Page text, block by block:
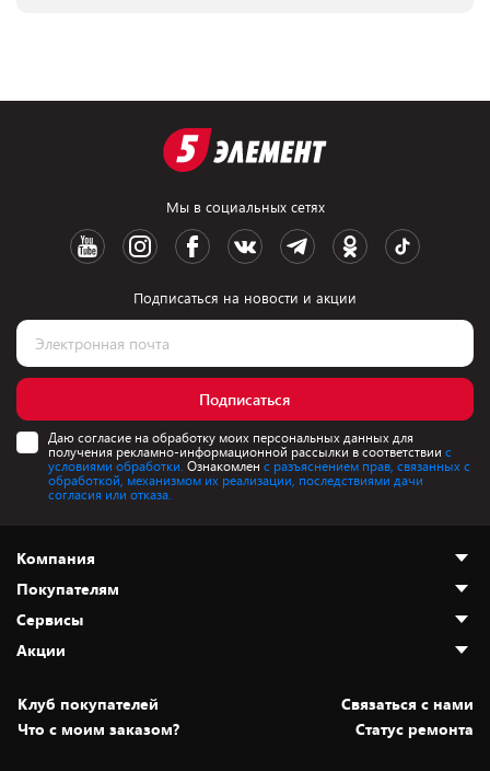
Мы в социальных сетях
Подписаться на новости и акции
Подписаться
Даю согласие на обработку моих персональных данных для
получения рекламно-информационной рассылки в соответствии с
условиями обработки. Ознакомлен с разъяснением прав, связанных с
обработкой, механизмом их реализации, последствиями дачи
согласия или отказа.
Компания
О нас
Адреса магазинов
Новости
Статьи и обзоры
Вакансии
Покупателям
Как сделать заказ
Оплата и доставка
Безналичный расчёт
Обмен и возврат товара
Сервисы
Установка техники
Для игровых консолей
Акции
Скидки и промокоды
Белорусские товары
Клуб покупателей
Cвязаться с нами
Что с моим заказом?
Статус ремонта